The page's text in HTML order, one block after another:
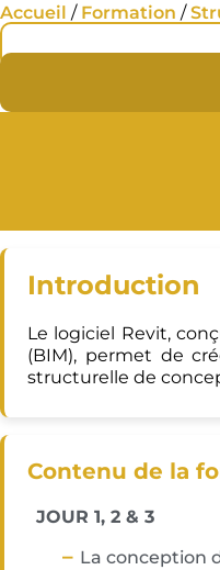
Accueil / Formation /
Introduction
Le logiciel Revit,
(BIM), permet de
structurelle de
Contenu de la
JOUR 1, 2 & 3
La conception